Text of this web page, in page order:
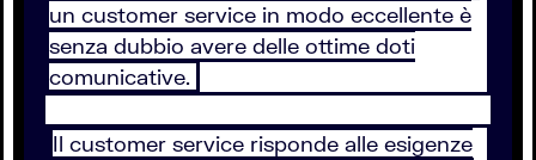
un customer service in modo eccellente è
senza dubbio avere delle ottime doti
comunicative.
Il customer service risponde alle esigenze